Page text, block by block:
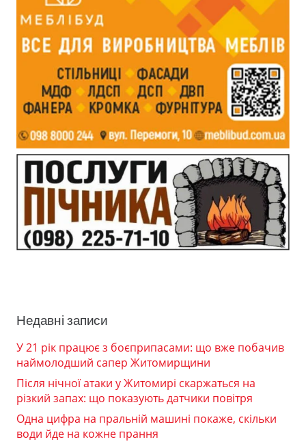
Недавні записи
У 21 рік працює з боєприпасами: що вже побачив
наймолодший сапер Житомирщини
Після нічної атаки у Житомирі скаржаться на
різкий запах: що показують датчики повітря
Одна цифра на пральній машині покаже, скільки
води йде на кожне прання